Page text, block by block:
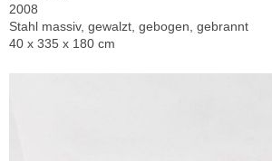
2008
Stahl massiv, gewalzt, gebogen, gebrannt
40 x 335 x 180 cm